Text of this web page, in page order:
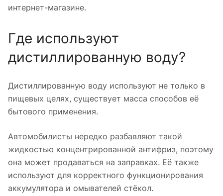
интернет-магазине.
Где используют
дистиллированную воду?
Дистиллированную воду используют не только в
пищевых целях, существует масса способов её
бытового применения.
Автомобилисты нередко разбавляют такой
жидкостью концентрированной антифриз, поэтому
она может продаваться на заправках. Её также
используют для корректного функционирования
аккумулятора и омывателей стёкол.